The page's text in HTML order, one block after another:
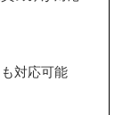
対応可能